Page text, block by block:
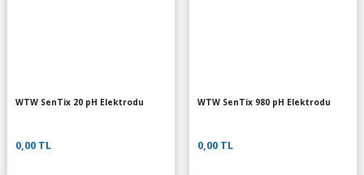
WTW SenTix 20 pH Elektrodu
0,00 TL
WTW SenTix 980 pH Elektrodu
0,00 TL